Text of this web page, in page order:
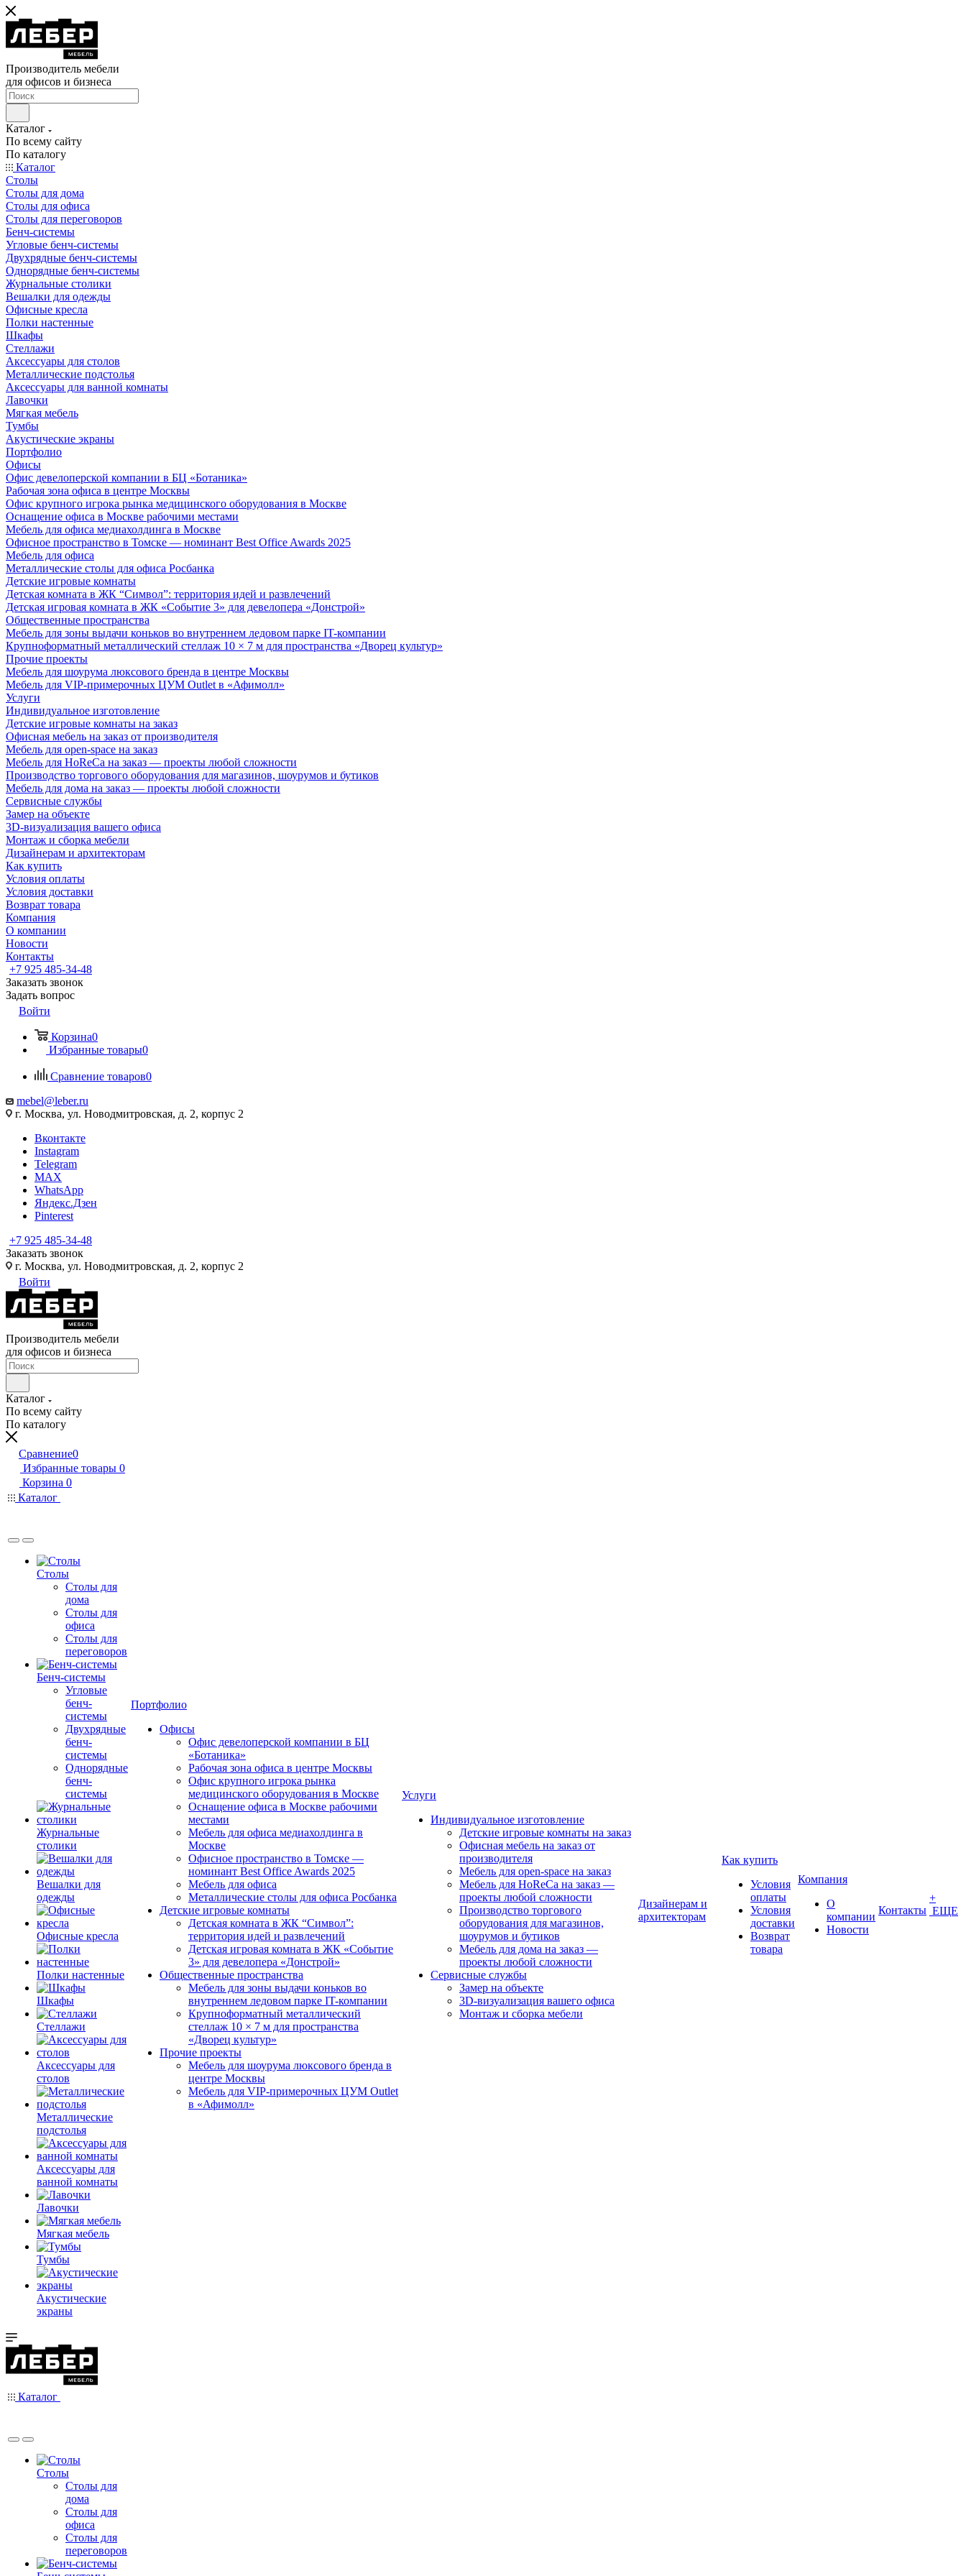
Производитель мебели
для офисов и бизнеса
Каталог
По всему сайту
По каталогу
Каталог
Столы
Столы для дома
Столы для офиса
Столы для переговоров
Бенч-системы
Угловые бенч-системы
Двухрядные бенч-системы
Однорядные бенч-системы
Журнальные столики
Вешалки для одежды
Офисные кресла
Полки настенные
Шкафы
Стеллажи
Аксессуары для столов
Металлические подстолья
Аксессуары для ванной комнаты
Лавочки
Мягкая мебель
Тумбы
Акустические экраны
Портфолио
Офисы
Офис девелоперской компании в БЦ «Ботаника»
Рабочая зона офиса в центре Москвы
Офис крупного игрока рынка медицинского оборудования в Москве
Оснащение офиса в Москве рабочими местами
Мебель для офиса медиахолдинга в Москве
Офисное пространство в Томске — номинант Best Office Awards 2025
Мебель для офиса
Металлические столы для офиса Росбанка
Детские игровые комнаты
Детская комната в ЖК “Символ”: территория идей и развлечений
Детская игровая комната в ЖК «Событие 3» для девелопера «Донстрой»
Общественные пространства
Мебель для зоны выдачи коньков во внутреннем ледовом парке IT-компании
Крупноформатный металлический стеллаж 10 × 7 м для пространства «Дворец культур»
Прочие проекты
Мебель для шоурума люксового бренда в центре Москвы
Мебель для VIP-примерочных ЦУМ Outlet в «Афимолл»
Услуги
Индивидуальное изготовление
Детские игровые комнаты на заказ
Офисная мебель на заказ от производителя
Мебель для open-space на заказ
Мебель для HoReCa на заказ — проекты любой сложности
Производство торгового оборудования для магазинов, шоурумов и бутиков
Мебель для дома на заказ — проекты любой сложности
Сервисные службы
Замер на объекте
3D-визуализация вашего офиса
Монтаж и сборка мебели
Дизайнерам и архитекторам
Как купить
Условия оплаты
Условия доставки
Возврат товара
Компания
О компании
Новости
Контакты
+7 925 485-34-48
Заказать звонок
Задать вопрос
Войти
Корзина0
Избранные товары0
Сравнение товаров0
mebel@leber.ru
г. Москва, ул. Новодмитровская, д. 2, корпус 2
Вконтакте
Instagram
Telegram
MAX
WhatsApp
Яндекс.Дзен
Pinterest
+7 925 485-34-48
Заказать звонок
г. Москва, ул. Новодмитровская, д. 2, корпус 2
Войти
Производитель мебели
для офисов и бизнеса
Каталог
По всему сайту
По каталогу
Сравнение0
Избранные товары 0
Корзина 0
Каталог
Столы
Столы для
дома
Столы для
офиса
Столы для
переговоров
Бенч-системы
Угловые
бенч-
системы
Двухрядные
бенч-
системы
Однорядные
бенч-
системы
Журнальные
столики
Вешалки для
одежды
Офисные кресла
Полки настенные
Шкафы
Стеллажи
Аксессуары для
столов
Металлические
подстолья
Аксессуары для
ванной комнаты
Лавочки
Мягкая мебель
Тумбы
Акустические
экраны
Портфолио
Офисы
Офис девелоперской компании в БЦ
«Ботаника»
Рабочая зона офиса в центре Москвы
Офис крупного игрока рынка
медицинского оборудования в Москве
Оснащение офиса в Москве рабочими
местами
Мебель для офиса медиахолдинга в
Москве
Офисное пространство в Томске —
номинант Best Office Awards 2025
Мебель для офиса
Металлические столы для офиса Росбанка
Детские игровые комнаты
Детская комната в ЖК “Символ”:
территория идей и развлечений
Детская игровая комната в ЖК «Событие
3» для девелопера «Донстрой»
Общественные пространства
Мебель для зоны выдачи коньков во
внутреннем ледовом парке IT-компании
Крупноформатный металлический
стеллаж 10 × 7 м для пространства
«Дворец культур»
Прочие проекты
Мебель для шоурума люксового бренда в
центре Москвы
Мебель для VIP-примерочных ЦУМ Outlet
в «Афимолл»
Услуги
Индивидуальное изготовление
Детские игровые комнаты на заказ
Офисная мебель на заказ от
производителя
Мебель для open-space на заказ
Мебель для HoReCa на заказ —
проекты любой сложности
Производство торгового
оборудования для магазинов,
шоурумов и бутиков
Мебель для дома на заказ —
проекты любой сложности
Сервисные службы
Замер на объекте
3D-визуализация вашего офиса
Монтаж и сборка мебели
Дизайнерам и
архитекторам
Как купить
Условия
оплаты
Условия
доставки
Возврат
товара
Компания
О
компании
Новости
Контакты
+
ЕЩЕ
Каталог
Столы
Столы для
дома
Столы для
офиса
Столы для
переговоров